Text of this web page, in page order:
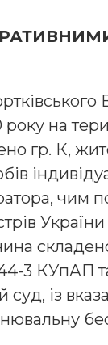
на
гр. К,
чим
44-3 КУпАП
суд, із